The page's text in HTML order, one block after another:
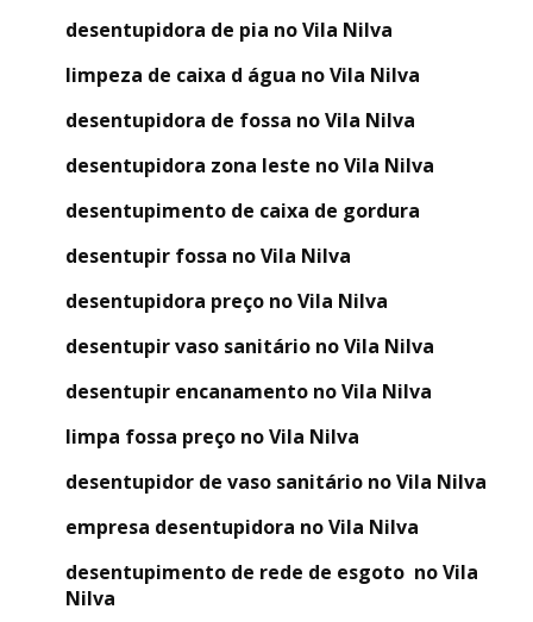
desentupidora de pia no Vila Nilva
limpeza de caixa d água no Vila Nilva
desentupidora de fossa no Vila Nilva
desentupidora zona leste no Vila Nilva
desentupimento de caixa de gordura
desentupir fossa no Vila Nilva
desentupidora preço no Vila Nilva
desentupir vaso sanitário no Vila Nilva
desentupir encanamento no Vila Nilva
limpa fossa preço no Vila Nilva
desentupidor de vaso sanitário no Vila Nilva
empresa desentupidora no Vila Nilva
desentupimento de rede de esgoto no Vila
Nilva